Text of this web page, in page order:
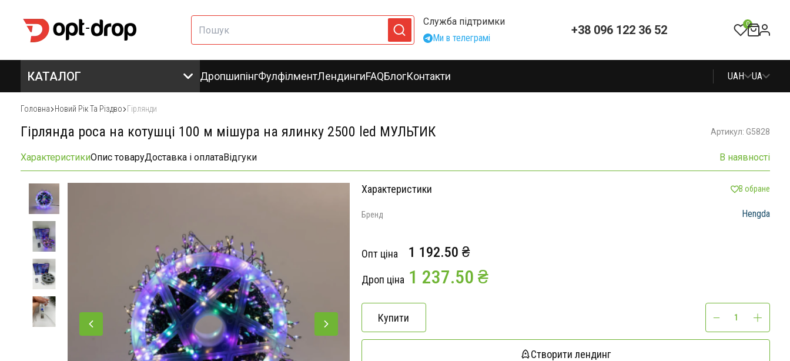
Служба підтримки
Ми в телеграмі
+38 096 122 36 52 0
КАТАЛОГ ДропшипінгФулфілментЛендингиFAQБлогКонтакти UAH UA
Головна Новий Рік Та Різдво Гірлянди
Гірлянда роса на котушці 100 м мішура на ялинку 2500 led МУЛЬТИК Артикул: G5828
ХарактеристикиОпис товаруДоставка і оплатаВідгуки В наявності
Характеристики В обране
Бренд Hengda
Опт ціна 1 192.50 ₴
Дроп ціна 1 237.50 ₴
Купити
Створити лендинг